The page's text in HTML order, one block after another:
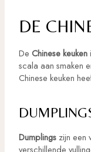
DE
De Chinese keuken
scala aan smaken
Chinese keuken
Dumplingszijn een
verschillende